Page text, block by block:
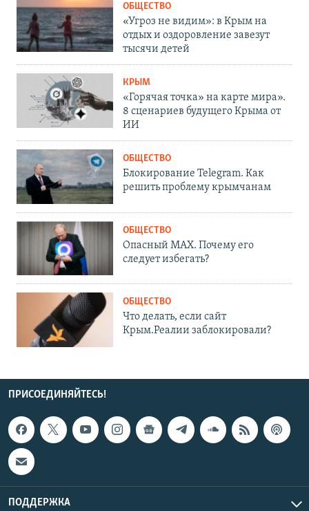
ОБЩЕСТВО
«Угроз не видим»: в Крым на
отдых и оздоровление завезут
тысячи детей
КРЫМ
«Горячая точка» на карте мира».
8 сценариев будущего Крыма от
ИИ
ОБЩЕСТВО
Блокирование Telegram. Как
решить проблему крымчанам
ОБЩЕСТВО
Опасный MAX. Почему его
следует избегать?
ОБЩЕСТВО
Что делать, если сайт
Крым.Реалии заблокировали?
ПРИСОЕДИНЯЙТЕСЬ!
ПОДДЕРЖКА